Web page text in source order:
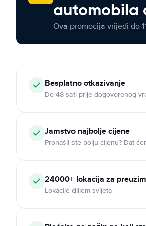
automobila
Ova promocija vrijedi do
Besplatno otkazivanje
Do 48 sati prije dogovorenog
Jamstvo najbolje cijene
Pronašli ste bolju cijenu? Dat
24000+ lokacija za
Lokacije diljem svijeta